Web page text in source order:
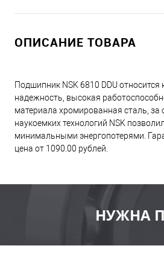
ОПИСАНИЕ ТОВАРА
Подшипник NSK 6810 DDU
надежность, высокая
материала хромированная сталь, за
наукоемких технологий NSK
минимальными энергопотерями.
цена от 1090.00 рублей.
НУЖНА